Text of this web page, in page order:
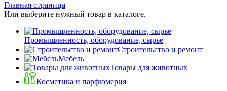
Главная страница
Или выберите нужный товар в каталоге.
Промышленность, оборудование, сырье
Строительство и ремонт
Мебель
Товары для животных
Косметика и парфюмерия